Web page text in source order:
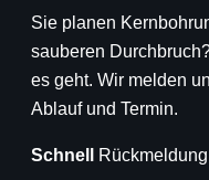
Sie planen
sauberen
es geht. Wir melden
Ablauf und Termin.
Schnell Rückmeldung